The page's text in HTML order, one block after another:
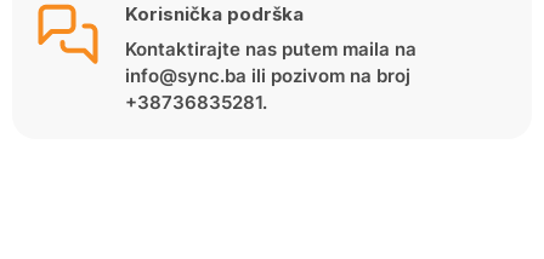
Korisnička podrška
Kontaktirajte nas putem maila na
info@sync.ba ili pozivom na broj
+38736835281.